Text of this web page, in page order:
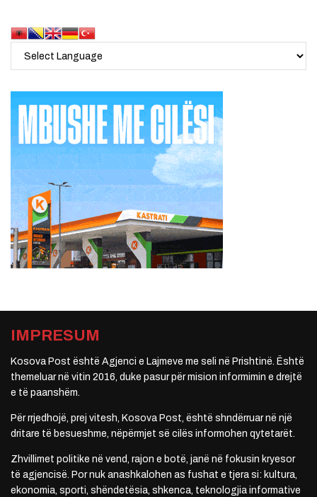
IMPRESUM
Kosova Post është Agjenci e Lajmeve me seli në Prishtinë. Është
themeluar në vitin 2016, duke pasur për mision informimin e drejtë
e të paanshëm.
Për rrjedhojë, prej vitesh, Kosova Post, është shndërruar në një
dritare të besueshme, nëpërmjet së cilës informohen qytetarët.
Zhvillimet politike në vend, rajon e botë, janë në fokusin kryesor
të agjencisë. Por nuk anashkalohen as fushat e tjera si: kultura,
ekonomia, sporti, shëndetësia, shkenca, teknologjia informative